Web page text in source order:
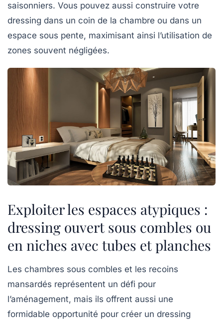
saisonniers. Vous pouvez aussi construire votre
dressing dans un coin de la chambre ou dans un
espace sous pente, maximisant ainsi l’utilisation de
zones souvent négligées.
Exploiter les espaces atypiques :
dressing ouvert sous combles ou
en niches avec tubes et planches
Les chambres sous combles et les recoins
mansardés représentent un défi pour
l’aménagement, mais ils offrent aussi une
formidable opportunité pour créer un dressing